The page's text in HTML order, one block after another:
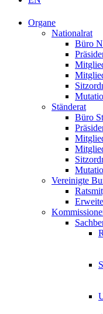
Organe
Nationalrat
Büro
Ständerat
Büro
Vereinigte